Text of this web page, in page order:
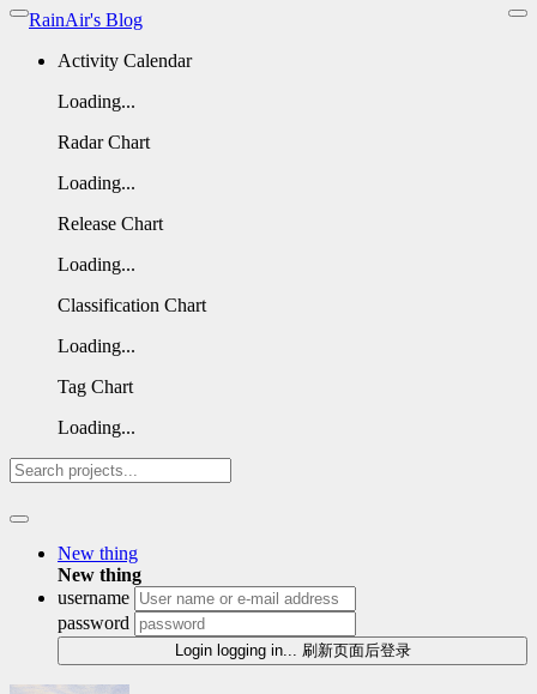
RainAir's Blog
Activity Calendar
Loading...
Radar Chart
Loading...
Release Chart
Loading...
Classification Chart
Loading...
Tag Chart
Loading...
New thing
New thing
username
password
Login logging in... 刷新页面后登录